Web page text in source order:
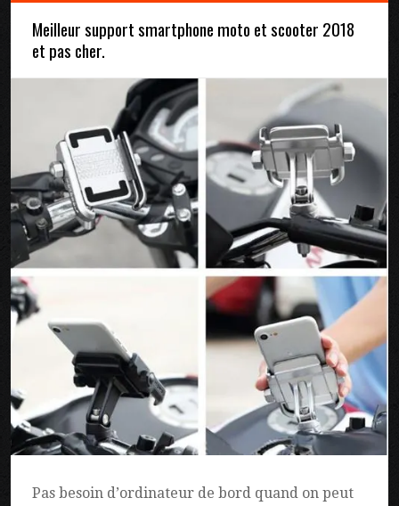
Meilleur support smartphone moto et scooter 2018
et pas cher.
Pas besoin d’ordinateur de bord quand on peut